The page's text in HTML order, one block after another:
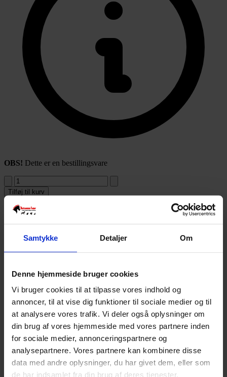
Samtykke Detaljer Om
Denne hjemmeside bruger cookies
Vi bruger cookies til at tilpasse vores indhold og
annoncer, til at vise dig funktioner til sociale medier og til
at analysere vores trafik. Vi deler også oplysninger om
din brug af vores hjemmeside med vores partnere inden
for sociale medier, annonceringspartnere og
analysepartnere. Vores partnere kan kombinere disse
data med andre oplysninger, du har givet dem, eller som
de har indsamlet fra din brug af deres tjenester.
OBS! Dette er en bestillingsvare
Tilføj til kurv
Varenummer:
Varekategori:
Verm-X Original Pellets til hunde
100 % naturlig – helt fri for kemikalier!
FODERGUIDE
5-10 kg2 crunchies/dag
11-25 kg4 crunchies/dag
25 kg +6 crunchies/dag
Hvalpe i alderen fra 3-6 måneder bør gives halv dosis og derefter
fuld dosis.Gives dagligt året rundt for bedste resultat.
Når du introducerer Verm-X, eller ved behov, kan den dobbelte